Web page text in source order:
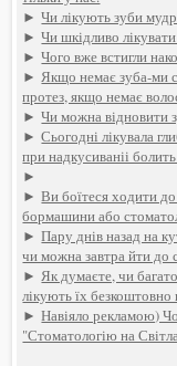
►Чи лікують зуби
►Чи шкідливо
►Чого вже встигли
►Якщо немає зуба-ми
протез, якщо немає
►Чи можна відновити
►Сьогодні лікувала
при надкусиваніі болить
►
►Ви боїтеся ходити
бормашини або
►Пару днів назад на
чи можна завтра йти до
►Як думаєте, чи багато
лікують їх
►Навіяло рекламою)
"Стоматологію на